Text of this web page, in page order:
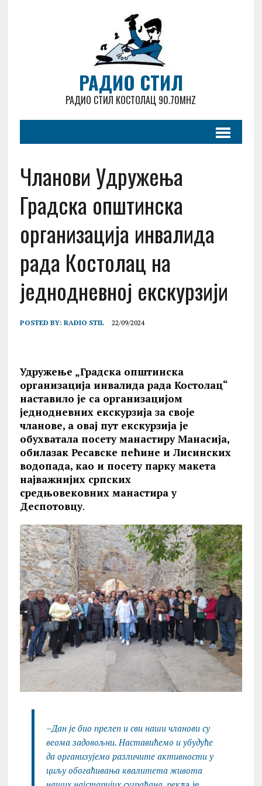
РАДИО СТИЛ
РАДИО СТИЛ КОСТОЛАЦ 90.70MHZ
Чланови Удружења
Градска општинска
организација инвалида
рада Костолац на
једнодневној екскурзији
POSTED BY: RADIO STIL 22/09/2024
Удружење „Градска општинска
организација инвалида рада Костолац“
наставило је са организацијом
једнодневних екскурзија за своје
чланове, а овај пут екскурзија је
обухватала посету манастиру Манасија,
обилазак Ресавске пећине и Лисинских
водопада, као и посету парку макета
најважнијих српских
средњовековних манастирау
Деспотовцу.
–Дан је био прелеп и сви наши чланови су
веома задовољни. Наставићемо и убудуће
да организујемо различите активности у
циљу обогаћивања квалитета живота